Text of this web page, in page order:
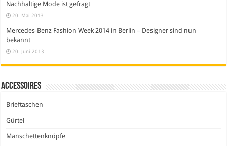
Nachhaltige Mode ist gefragt
20. Mai 2013
Mercedes-Benz Fashion Week 2014 in Berlin – Designer sind nun
bekannt
20. Juni 2013
Accessoires
Brieftaschen
Gürtel
Manschettenknöpfe